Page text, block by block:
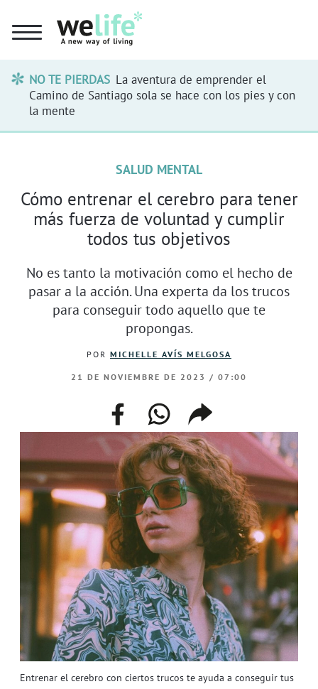
NO TE PIERDAS La aventura de emprender el
Camino de Santiago sola se hace con los pies y con
la mente
Entrenar el cerebro con ciertos trucos te ayuda a conseguir tus
SALUD MENTAL
Cómo entrenar el cerebro para tener
más fuerza de voluntad y cumplir
todos tus objetivos
No es tanto la motivación como el hecho de
pasar a la acción. Una experta da los trucos
para conseguir todo aquello que te
propongas.
POR MICHELLE AVÍS MELGOSA
21 DE NOVIEMBRE DE 2023 / 07:00
facebookwhatsappcompartir
enlace